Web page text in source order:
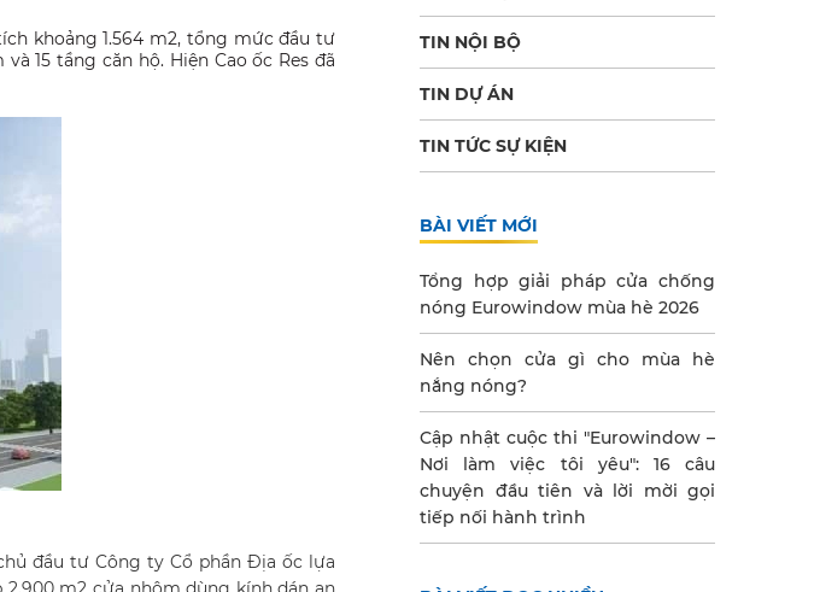
khoảng 1.564 m2, tổng mức đầu tư
15 tầng căn hộ. Hiện Cao ốc Res đã
đầu tư Công ty Cổ phần Địa ốc lựa
TIN NỘI BỘ
TIN DỰ ÁN
TIN TỨC SỰ KIỆN
BÀI VIẾT MỚI
Tổng hợp giải pháp cửa chống
nóng Eurowindow mùa hè 2026
Nên chọn cửa gì cho mùa hè
nắng nóng?
Cập nhật cuộc thi "Eurowindow –
Nơi làm việc tôi yêu": 16 câu
chuyện đầu tiên và lời mời gọi
tiếp nối hành trình